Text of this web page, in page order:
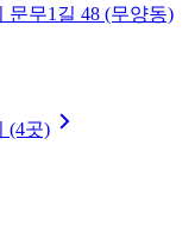
문무1길 48 (무양동)
(4곳)